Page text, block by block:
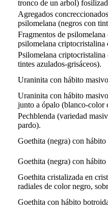
tronco de un arbol)
Agregados
psilomelana (negros con
Fragmentos de
psilomelana criptocristalina
Psilomelana
tintes azulados-grisáceos).
Uraninita con hábito
Uraninita con hábito
junto a ópalo (blanco-color
Pechblenda (variedad
pardo).
Goethita (negra) con
Goethita (negra) con
Goethita cristalizada en
radiales de color negro,
Goethita con hábito